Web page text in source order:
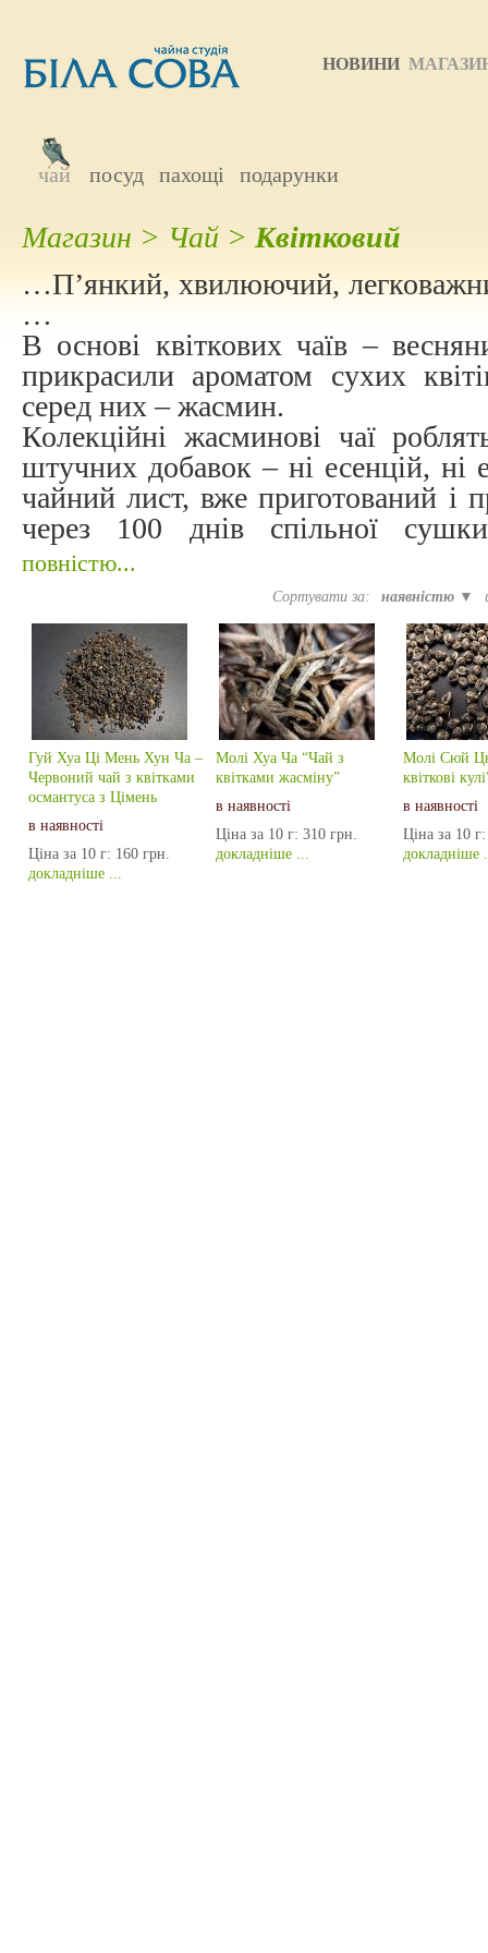
НОВИНИ
чай посуд пахощі подарунки
Магазин > Чай > Квітковий
…П’янкий, хвилюючий,
…
В основі квіткових чаїв –
прикрасили ароматом сухих
серед них – жасмин.
Колекційні жасминові чаї
штучних добавок – ні есенцій, ні
чайний лист, вже приготований і
через 100 днів спільної
повністю...
Сортувати за: наявністю ▼
Гуй Хуа Ці Мень Хун Ча –
Червоний чай з квітками
османтуса з Цімень
в наявності
Ціна за 10 г: 160 грн.
докладніше ...
Молі Хуа Ча “Чай з
квітками жасміну”
в наявності
Ціна за 10 г: 310 грн.
докладніше ...
Молі Сюй
квіткові
в наявності
Ціна за 10 г:
докладніше